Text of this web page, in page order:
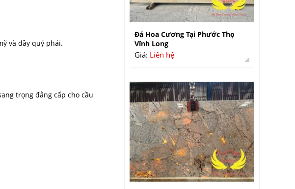
và đầy quý phái.
trọng đẳng cấp cho cầu
Đá Hoa Cương Tại Phước Thọ
Vĩnh Long
Giá:Liên hệ
Đá Granite Champagne Gold
Giá:Liên hệ